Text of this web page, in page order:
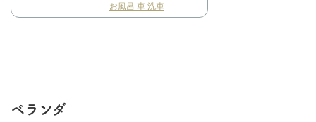
お風呂 車 洗車
ベランダ